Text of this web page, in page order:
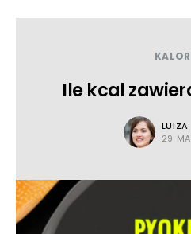
Ile kcal
LUIZA
29